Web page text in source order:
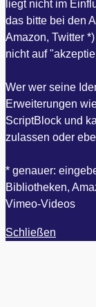
liegt nicht im
das bitte bei den
Amazon, Twitter
nicht auf
Wer wer seine
Erweiterungen
ScriptBlock und
zulassen oder
* genauer:
Bibliotheken,
Vimeo-Videos
Schließen